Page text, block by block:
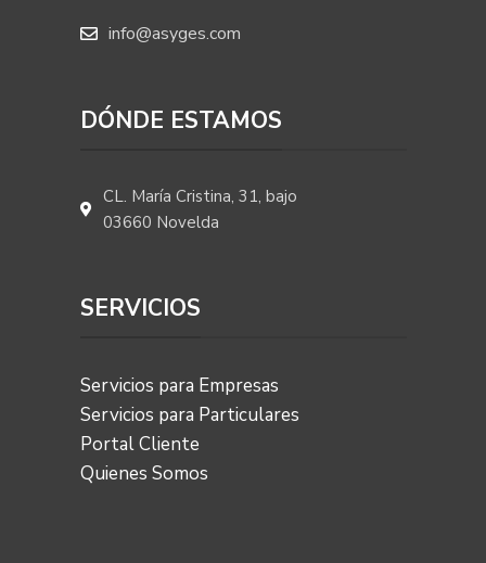
info@asyges.com
DÓNDE ESTAMOS
CL. María Cristina, 31, bajo
03660 Novelda
SERVICIOS
Servicios para Empresas
Servicios para Particulares
Portal Cliente
Quienes Somos